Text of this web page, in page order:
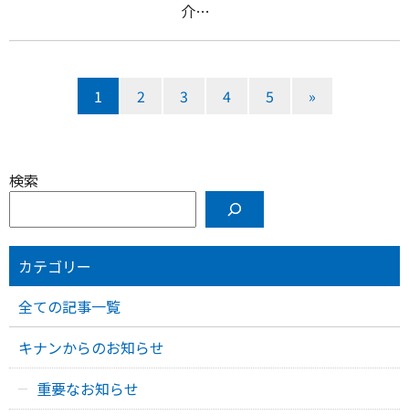
介…
1 2 3 4 5 »
検索
カテゴリー
全ての記事一覧
キナンからのお知らせ
重要なお知らせ